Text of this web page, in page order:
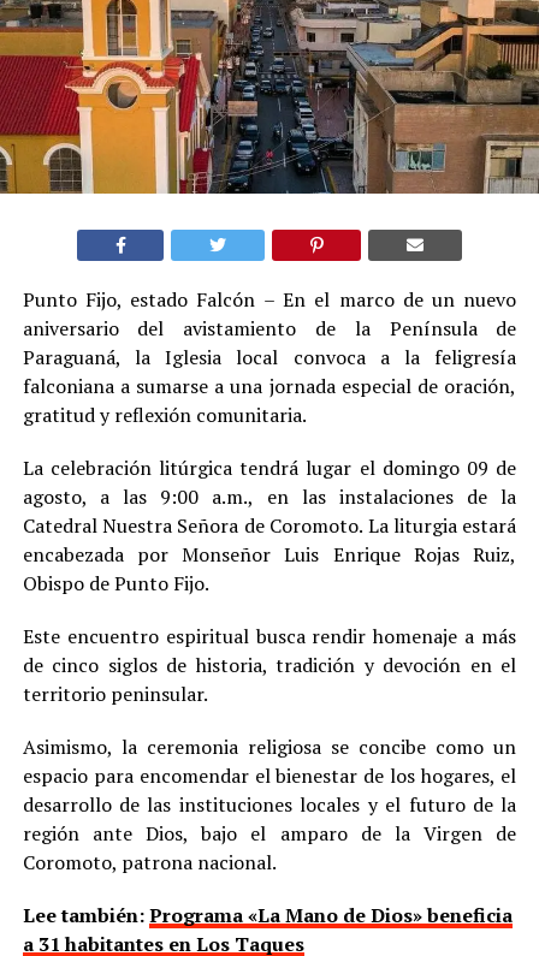
Punto Fijo, estado Falcón – En el marco de un nuevo
aniversario del avistamiento de la Península de
Paraguaná, la Iglesia local convoca a la feligresía
falconiana a sumarse a una jornada especial de oración,
gratitud y reflexión comunitaria.
La celebración litúrgica tendrá lugar el domingo 09 de
agosto, a las 9:00 a.m., en las instalaciones de la
Catedral Nuestra Señora de Coromoto. La liturgia estará
encabezada por Monseñor Luis Enrique Rojas Ruiz,
Obispo de Punto Fijo.
Este encuentro espiritual busca rendir homenaje a más
de cinco siglos de historia, tradición y devoción en el
territorio peninsular.
Asimismo, la ceremonia religiosa se concibe como un
espacio para encomendar el bienestar de los hogares, el
desarrollo de las instituciones locales y el futuro de la
región ante Dios, bajo el amparo de la Virgen de
Coromoto, patrona nacional.
Lee también:Programa «La Mano de Dios» beneficia
a 31 habitantes en Los Taques